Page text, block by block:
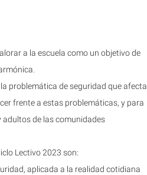
a la escuela como un objetivo de
problemática de seguridad que afecta
frente a estas problemáticas, y para
adultos de las comunidades
Lectivo 2023 son:
aplicada a la realidad cotidiana